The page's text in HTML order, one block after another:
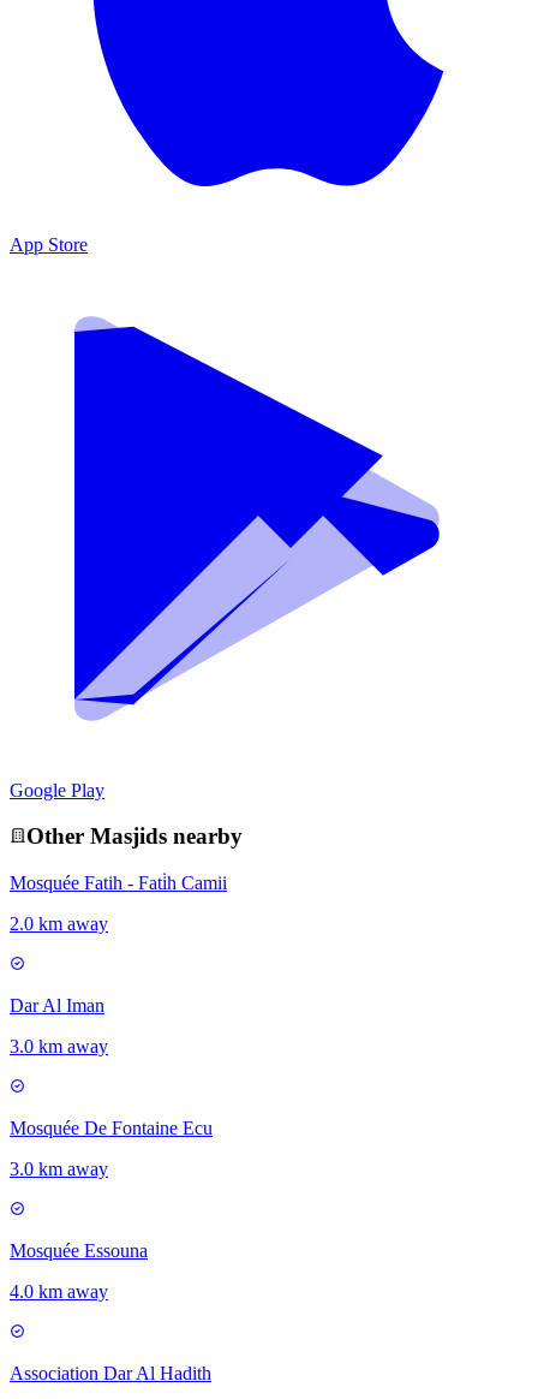
App Store
Google Play
Other Masjids nearby
Mosquée Fatih - Fati̇h Camii
2.0 km away
Dar Al Iman
3.0 km away
Mosquée De Fontaine Ecu
3.0 km away
Mosquée Essouna
4.0 km away
Association Dar Al Hadith